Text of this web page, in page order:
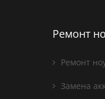
Ремонт
Ремонт
Замена